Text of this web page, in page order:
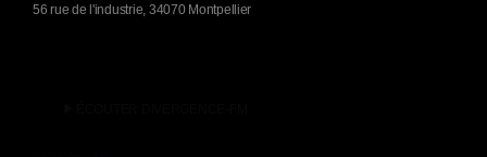
56 rue de l'industrie, 34070 Montpellier